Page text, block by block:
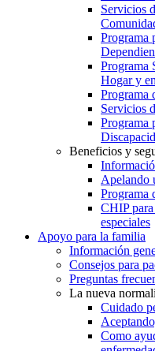
Servicios
Programa
Programa
Hogar y
Programa
Servicios
Programa
Beneficios y
Apelando
Programa
CHIP para
especiales
Apoyo para la familia
Información
Consejos para
Preguntas
La nueva
Cuidado
Como